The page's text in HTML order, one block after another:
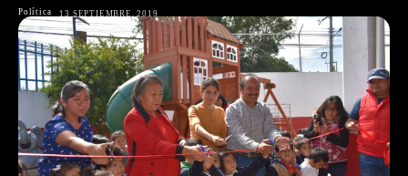
Política 13 SEPTIEMBRE, 2019